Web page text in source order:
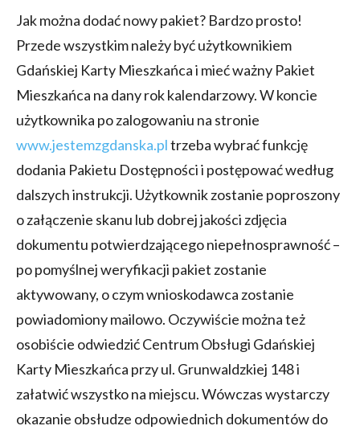
Jak można dodać nowy pakiet? Bardzo prosto!
Przede wszystkim należy być użytkownikiem
Gdańskiej Karty Mieszkańca i mieć ważny Pakiet
Mieszkańca na dany rok kalendarzowy. W koncie
użytkownika po zalogowaniu na stronie
www.jestemzgdanska.pltrzeba wybrać funkcję
dodania Pakietu Dostępności i postępować według
dalszych instrukcji. Użytkownik zostanie poproszony
o załączenie skanu lub dobrej jakości zdjęcia
dokumentu potwierdzającego niepełnosprawność –
po pomyślnej weryfikacji pakiet zostanie
aktywowany, o czym wnioskodawca zostanie
powiadomiony mailowo. Oczywiście można też
osobiście odwiedzić Centrum Obsługi Gdańskiej
Karty Mieszkańca przy ul. Grunwaldzkiej 148 i
załatwić wszystko na miejscu. Wówczas wystarczy
okazanie obsłudze odpowiednich dokumentów do